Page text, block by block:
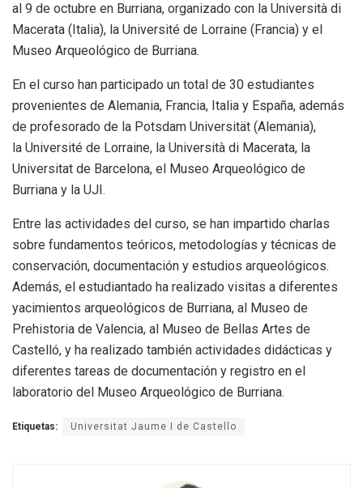
al 9 de octubre en Burriana, organizado con la Università di
Macerata (Italia), la Université de Lorraine (Francia) y el
Museo Arqueológico de Burriana.
En el curso han participado un total de 30 estudiantes
provenientes de Alemania, Francia, Italia y España, además
de profesorado de la Potsdam Universität (Alemania),
la Université de Lorraine, la Università di Macerata, la
Universitat de Barcelona, el Museo Arqueológico de
Burriana y la UJI.
Entre las actividades del curso, se han impartido charlas
sobre fundamentos teóricos, metodologías y técnicas de
conservación, documentación y estudios arqueológicos.
Además, el estudiantado ha realizado visitas a diferentes
yacimientos arqueológicos de Burriana, al Museo de
Prehistoria de Valencia, al Museo de Bellas Artes de
Castelló, y ha realizado también actividades didácticas y
diferentes tareas de documentación y registro en el
laboratorio del Museo Arqueológico de Burriana.
Etiquetas: Universitat Jaume I de Castello